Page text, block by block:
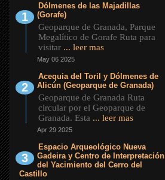
Dólmenes de las Majadillas
(Gorafe)
Geoparque de Granada, Parque
Megalítico de Gorafe Ruta para
visitar ... leer mas
May 06 2025
Acequia del Toril y Dólmenes de
Alicún (Geoparque de Granada)
Geoparque de Granada Ruta
circular por el Geoparque de
Granada. Esta ... leer mas
Apr 29 2025
Espacio Arqueológico Nueva
Gadeira y Centro de Interpretación
del Yacimiento del Cerro del
Castillo